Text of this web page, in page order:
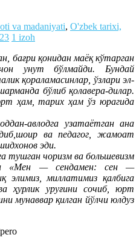
va madaniyati, O'zbek tarixi,
1 izoh
бағри қонидан маёқ кўтарган
унут бўлмайди. Бундай
қораламасинлар, ўзлари эл-
бўлиб қолавера-дилар.
ҳам, тарих ҳам ўз юрагида
авлодга узатаётган ана
ва педагог, жамоат
эди.
тушган чоризм ва большевизм
«Мен — сендамен: сен —
элимиз, миллатимиз қалбига
ҳурлик уруғини сочиб, юрт
мунаввар қилган йўлчи юлдуз